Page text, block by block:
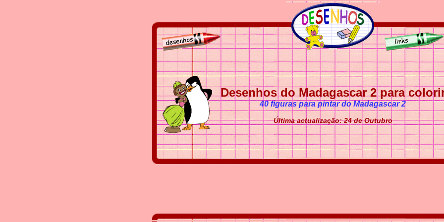
Desenhos do Madagascar 2 para
40 figuras para pintar do Madagascar 2
Última actualização: 24 de Outubro